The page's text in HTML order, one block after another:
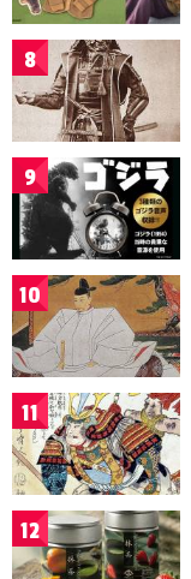
8
9
10
11
12